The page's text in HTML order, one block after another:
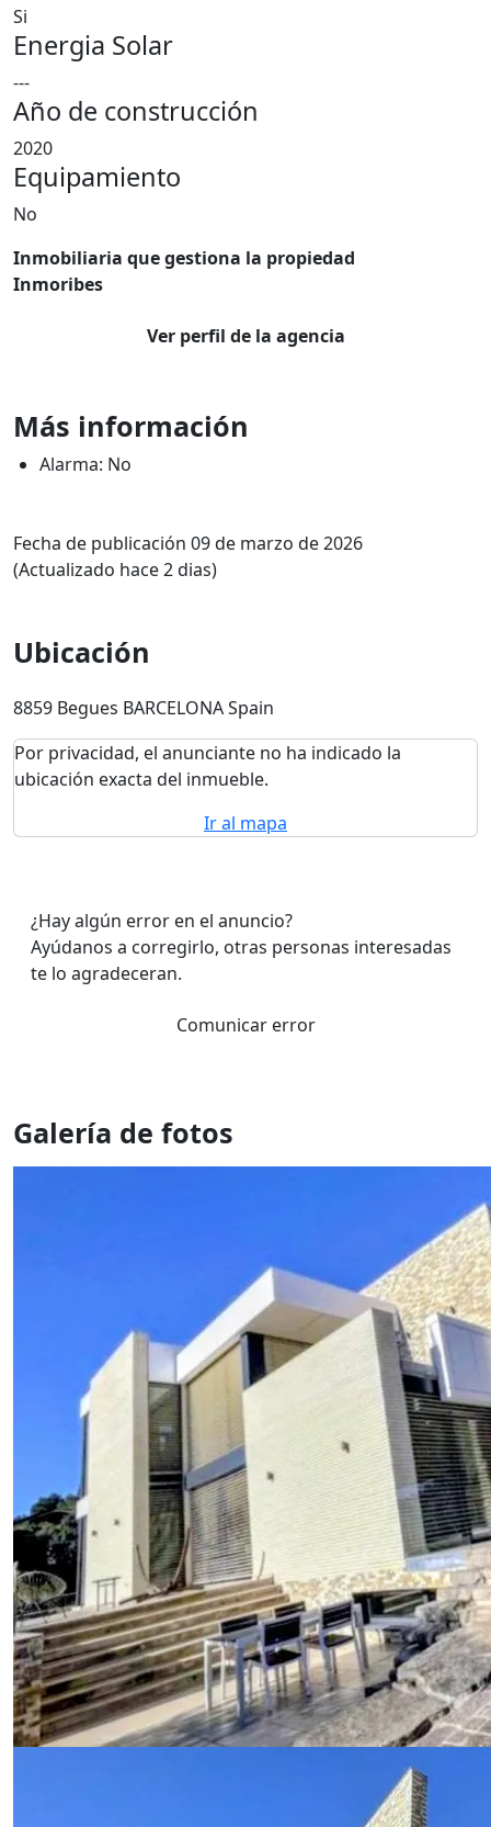
Si
Energia Solar
---
Año de construcción
2020
Equipamiento
No
Inmobiliaria que gestiona la propiedad
Inmoribes
Ver perfil de la agencia
Más información
Alarma: No
Fecha de publicación 09 de marzo de 2026
(Actualizado hace 2 dias)
Ubicación
8859 Begues BARCELONA Spain
Por privacidad, el anunciante no ha indicado la
ubicación exacta del inmueble.
Ir al mapa
¿Hay algún error en el anuncio?
Ayúdanos a corregirlo, otras personas interesadas
te lo agradeceran.
Comunicar error
Galería de fotos